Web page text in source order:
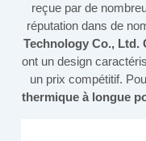
reçue par de
réputation dans de
Technology Co., Ltd.
ont un design
un prix compétitif.
thermique à longue